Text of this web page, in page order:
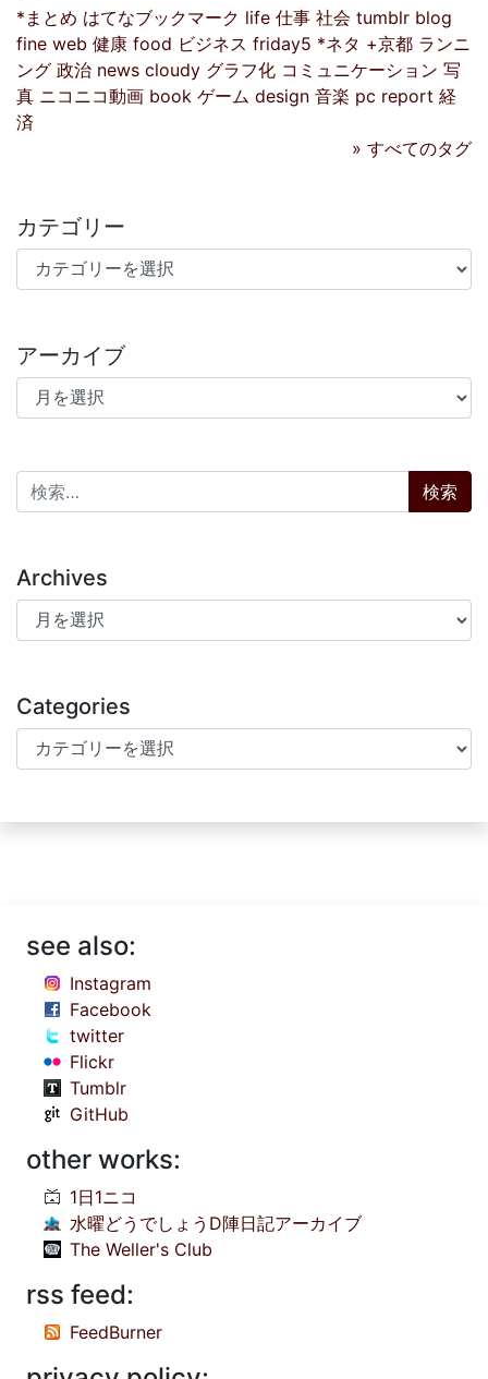
*まとめ はてなブックマーク life 仕事 社会 tumblr blog
fine web 健康 food ビジネス friday5 *ネタ +京都 ランニ
ング 政治 news cloudy グラフ化 コミュニケーション 写
真 ニコニコ動画 book ゲーム design 音楽 pc report 経
済
» すべてのタグ
カテゴリー
カテゴリー
アーカイブ
アーカイブ
検索:
Archives
Archives
Categories
Categories
see also:
Instagram
Facebook
twitter
Flickr
Tumblr
GitHub
other works:
1日1ニコ
水曜どうでしょうD陣日記アーカイブ
The Weller's Club
rss feed:
FeedBurner